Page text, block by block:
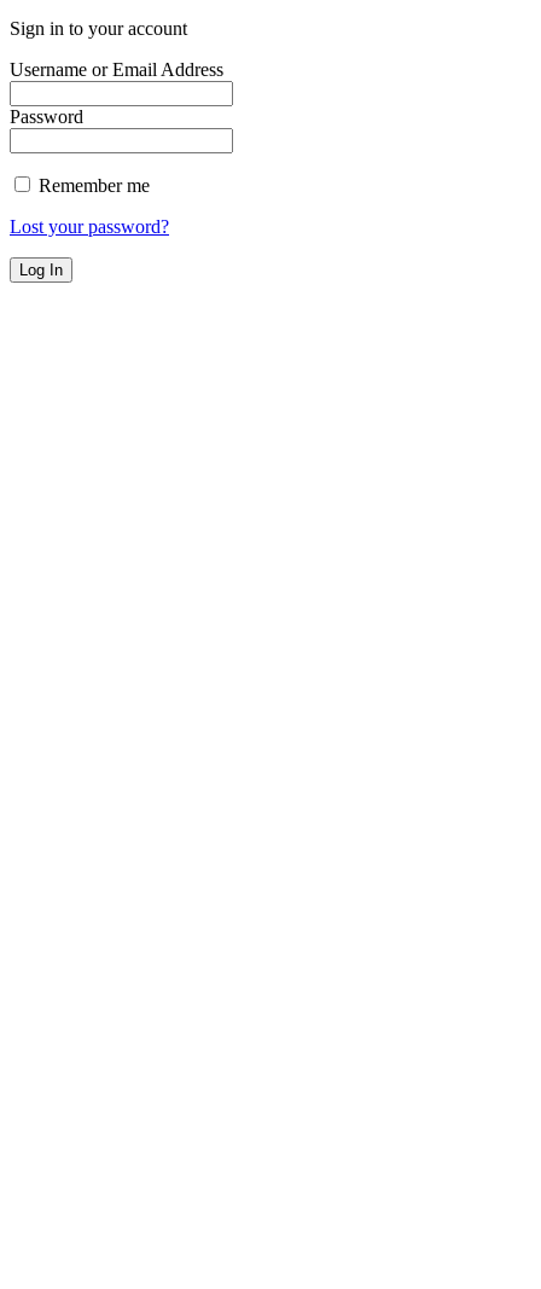
Sign in to your account
Username or Email Address
Password
Remember me
Lost your password?